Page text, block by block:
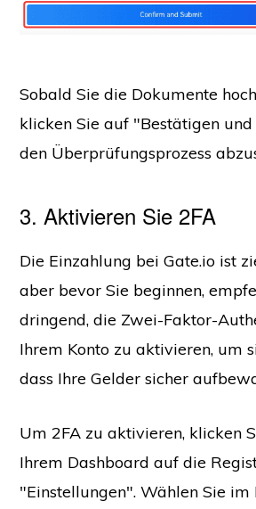
Sobald Sie die Dokumente
klicken Sie auf "Bestätigen
den Überprüfungsprozess
3. Aktivieren Sie 2FA
Die Einzahlung bei Gate.io ist
aber bevor Sie beginnen,
dringend, die Zwei-Faktor-
Ihrem Konto zu aktivieren, um
dass Ihre Gelder sicher
Um 2FA zu aktivieren, klicken
Ihrem Dashboard auf die
"Einstellungen". Wählen Sie